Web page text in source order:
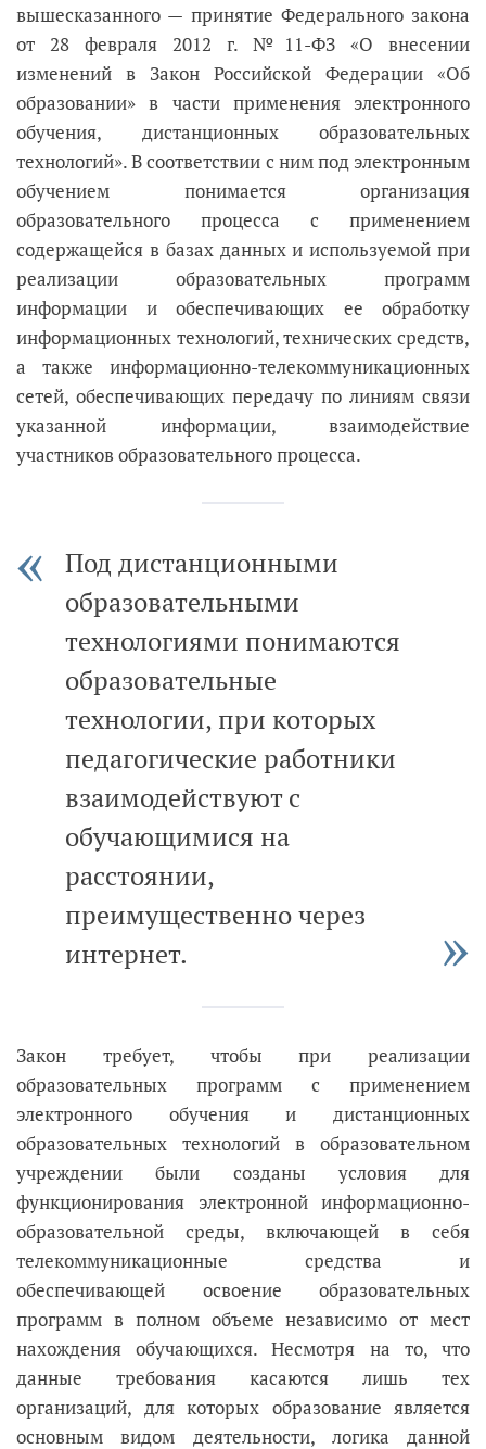
вышесказанного — принятие Федерального закона
от 28 февраля 2012 г. №11-ФЗ «О внесении
изменений в Закон Российской Федерации «Об
образовании» в части применения электронного
обучения, дистанционных образовательных
технологий». В соответствии с ним под электронным
обучением понимается организация
образовательного процесса с применением
содержащейся в базах данных и используемой при
реализации образовательных программ
информации и обеспечивающих ее обработку
информационных технологий, технических средств,
а также информационно-телекоммуникационных
сетей, обеспечивающих передачу по линиям связи
указанной информации, взаимодействие
участников образовательного процесса.
Под дистанционными
образовательными
технологиями понимаются
образовательные
технологии, при которых
педагогические работники
взаимодействуют с
обучающимися на
расстоянии,
преимущественно через
интернет.
Закон требует, чтобы при реализации
образовательных программ с применением
электронного обучения и дистанционных
образовательных технологий в образовательном
учреждении были созданы условия для
функционирования электронной информационно-
образовательной среды, включающей в себя
телекоммуникационные средства и
обеспечивающей освоение образовательных
программ в полном объеме независимо от мест
нахождения обучающихся. Несмотря на то, что
данные требования касаются лишь тех
организаций, для которых образование является
основным видом деятельности, логика данной